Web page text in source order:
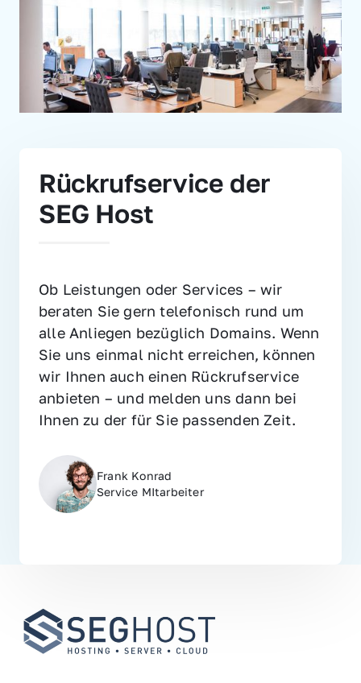
Rückrufservice der
SEG Host
Ob Leistungen oder Services – wir
beraten Sie gern telefonisch rund um
alle Anliegen bezüglich Domains. Wenn
Sie uns einmal nicht erreichen, können
wir Ihnen auch einen Rückrufservice
anbieten – und melden uns dann bei
Ihnen zu der für Sie passenden Zeit.
Frank Konrad
Service MItarbeiter